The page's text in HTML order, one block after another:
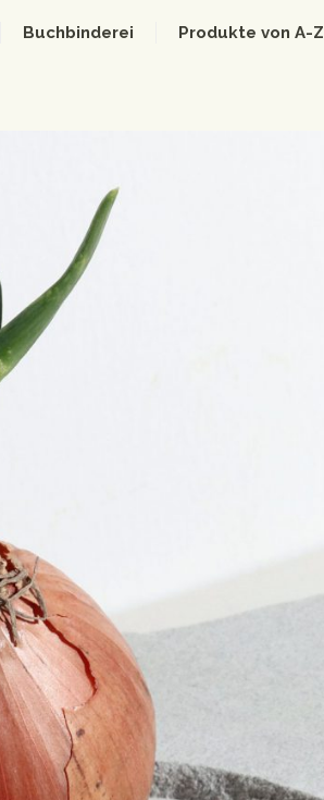
Buchbinderei Produkte von A-Z